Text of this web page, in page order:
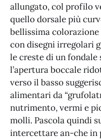
allungato, col profilo
quello dorsale più
bellissima colorazione
con disegni irregolari
le creste di un
l’apertura boccale
verso il basso
alimentari da
nutrimento, vermi e
molli. Pascola quindi
intercettare an-che